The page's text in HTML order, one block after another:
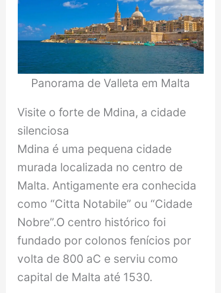
Panorama de Valleta em Malta
Visite o forte de Mdina, a cidade
silenciosa
Mdina é uma pequena cidade
murada localizada no centro de
Malta. Antigamente era conhecida
como “Citta Notabile” ou “Cidade
Nobre”.O centro histórico foi
fundado por colonos fenícios por
volta de 800 aC e serviu como
capital de Malta até 1530.